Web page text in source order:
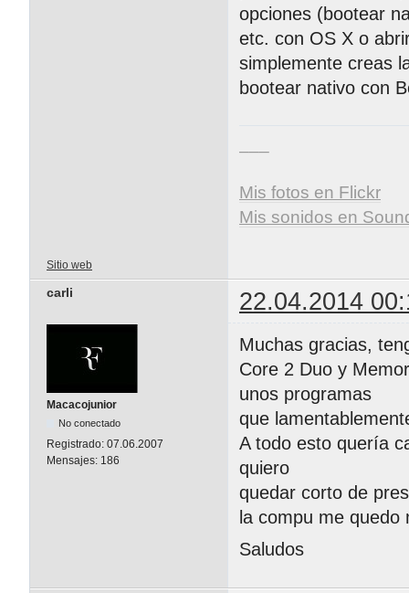
opciones (bootear
etc. con OS X o
simplemente creas
bootear nativo con
Mis fotos en Flickr
Mis sonidos en
Sitio web
carli 22.04.2014
Macacojunior
No conectado
Registrado: 07.06.2007
Mensajes: 186
Muchas gracias,
Core 2 Duo y
unos programas
que
A todo esto quería
quiero
quedar corto de
la compu me quedo
Saludos